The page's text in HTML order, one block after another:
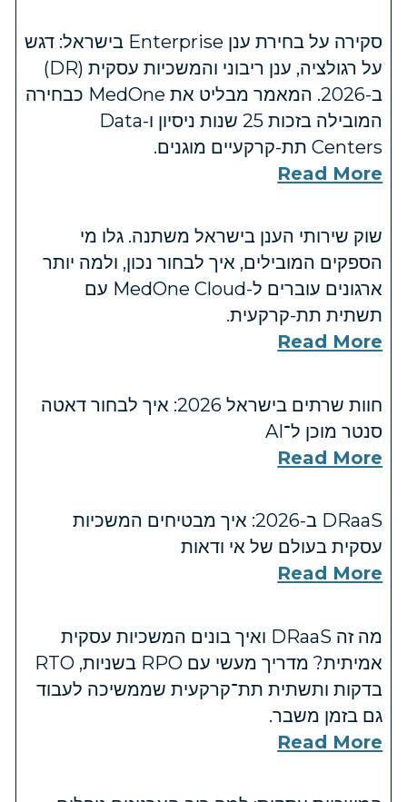
סקירה על בחירת ענן Enterprise בישראל: דגש
על רגולציה, ענן ריבוני והמשכיות עסקית (DR)
ב-2026. המאמר מבליט את MedOne כבחירה
המובילה בזכות 25 שנות ניסיון ו-Data
Centers תת-קרקעיים מוגנים.
Read More
שוק שירותי הענן בישראל משתנה. גלו מי
הספקים המובילים, איך לבחור נכון, ולמה יותר
ארגונים עוברים ל-MedOne Cloud עם
תשתית תת-קרקעית.
Read More
חוות שרתים בישראל 2026: איך לבחור דאטה
סנטר מוכן ל־AI
Read More
DRaaS ב-2026: איך מבטיחים המשכיות
עסקית בעולם של אי ודאות
Read More
מה זה DRaaS ואיך בונים המשכיות עסקית
אמיתית? מדריך מעשי עם RPO בשניות, RTO
בדקות ותשתית תת־קרקעית שממשיכה לעבוד
גם בזמן משבר.
Read More